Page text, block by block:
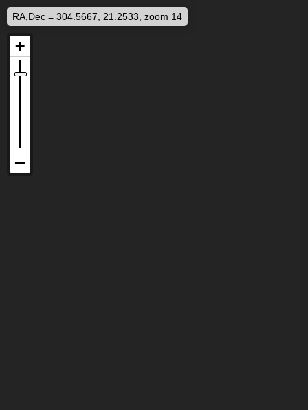
RA,Dec = 304.5667, 21.2533, zoom 14